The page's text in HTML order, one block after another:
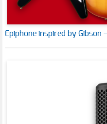
Epiphone inspired by Gibson